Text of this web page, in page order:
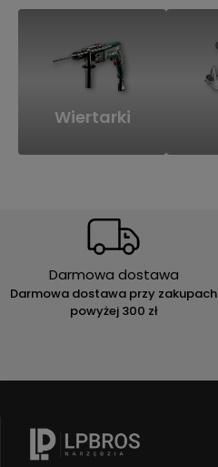
Wiertarki
Darmowa dostawa
Darmowa dostawa przy zakupach
powyżej 300 zł